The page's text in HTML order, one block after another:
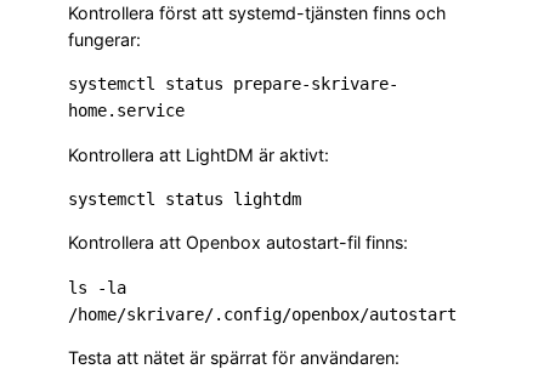
Kontrollera först att systemd-tjänsten finns och
fungerar:
systemctl status prepare-skrivare-
Kontrollera att LightDM är aktivt:
Kontrollera att Openbox autostart-fil finns:
ls -la
Testa att nätet är spärrat för användaren: